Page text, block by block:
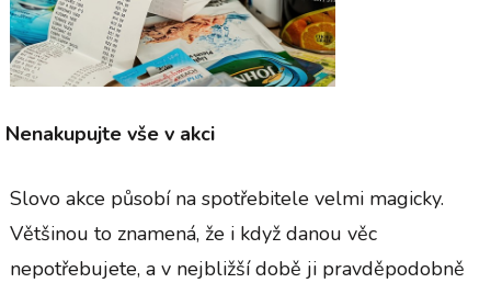
Nenakupujte vše v akci
Slovo akce působí na spotřebitele velmi magicky.
Většinou to znamená, že i když danou věc
nepotřebujete, a v nejbližší době ji pravděpodobně